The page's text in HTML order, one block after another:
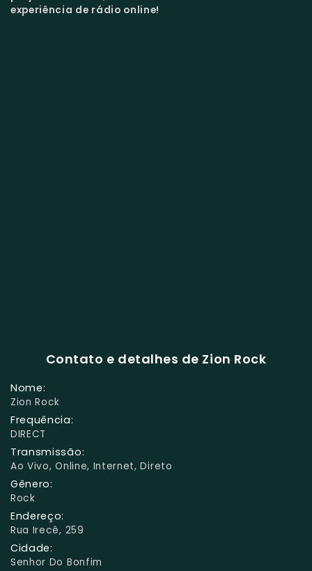
experiência de rádio online!
Contato e detalhes de Zion Rock
Nome:
Zion Rock
Frequência:
DIRECT
Transmissão:
Ao Vivo, Online, Internet, Direto
Gênero:
Rock
Endereço:
Rua Irecê, 259
Cidade:
Senhor Do Bonfim